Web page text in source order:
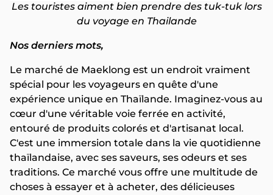
Les touristes aiment bien prendre des tuk-tuk lors
du voyage en Thailande
Nos derniers mots,
Le marché de Maeklong est un endroit vraiment
spécial pour les voyageurs en quête d'une
expérience unique en Thaïlande. Imaginez-vous au
cœur d'une véritable voie ferrée en activité,
entouré de produits colorés et d'artisanat local.
C'est une immersion totale dans la vie quotidienne
thaïlandaise, avec ses saveurs, ses odeurs et ses
traditions. Ce marché vous offre une multitude de
choses à essayer et à acheter, des délicieuses